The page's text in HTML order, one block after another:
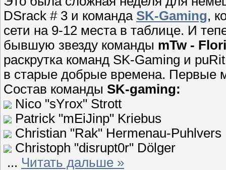
DSrack # 3 и команда SK-Gaming,
сети на 9-12 места в таблице. И
бывшую звезду команды mTw -
раскрутка команд SK-Gaming и
в старые добрые времена. Первые
Состав команды SK-gaming:
Nico "sYrox" Strott
Patrick "mEiJinp" Kriebus
Christian "Rak" Hermenau-Puhlvers
Christoph "disrupt0r" Dölger
... Читать дальше »